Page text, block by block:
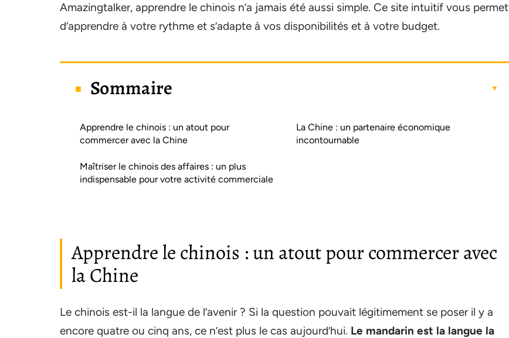
Amazingtalker, apprendre le chinois n’a jamais été aussi simple. Ce site intuitif vous permet
d’apprendre à votre rythme et s’adapte à vos disponibilités et à votre budget.
Sommaire
Apprendre le chinois : un atout pour
commercer avec la Chine
Maîtriser le chinois des affaires : un plus
indispensable pour votre activité commerciale
La Chine : un partenaire économique
incontournable
Apprendre le chinois : un atout pour commercer avec
la Chine
Le chinois est-il la langue de l’avenir ? Si la question pouvait légitimement se poser il y a
encore quatre ou cinq ans, ce n’est plus le cas aujourd’hui. Le mandarin est la langue la